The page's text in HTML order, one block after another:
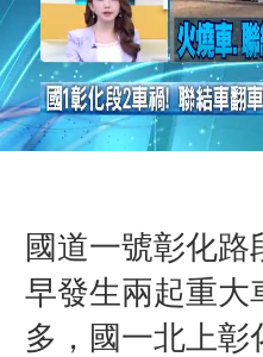
國道一號彰化路
早發生兩起重大
多，國一北上彰